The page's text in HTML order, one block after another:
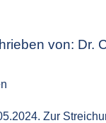
von: Dr.
Zur